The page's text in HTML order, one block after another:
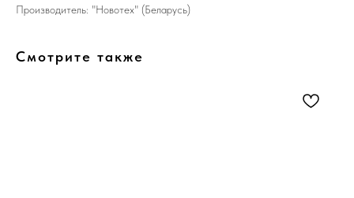
Производитель: "Новотех" (Беларусь)
Смотрите также